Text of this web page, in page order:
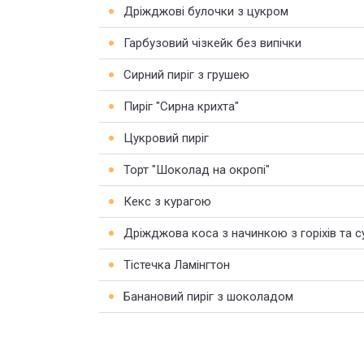
Дріжджові булочки з цукром
Гарбузовий чізкейк без випічки
Сирний пиріг з грушею
Пиріг "Сирна крихта"
Цукровий пиріг
Торт "Шоколад на окропі"
Кекс з курагою
Дріжджова коса з начинкою з горіхів та
Тістечка Ламінгтон
Банановий пиріг з шоколадом